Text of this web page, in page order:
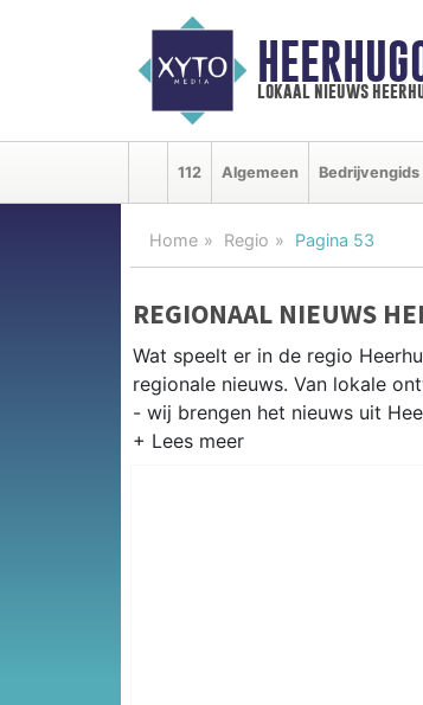
lokaal nieuws
112 Algemeen Bedrijvengids
Home Regio Pagina 53
REGIONAAL NIEUWS
Wat speelt er in de regio
regionale nieuws. Van lokale
- wij brengen het nieuws uit
Onze redactie kent de regio